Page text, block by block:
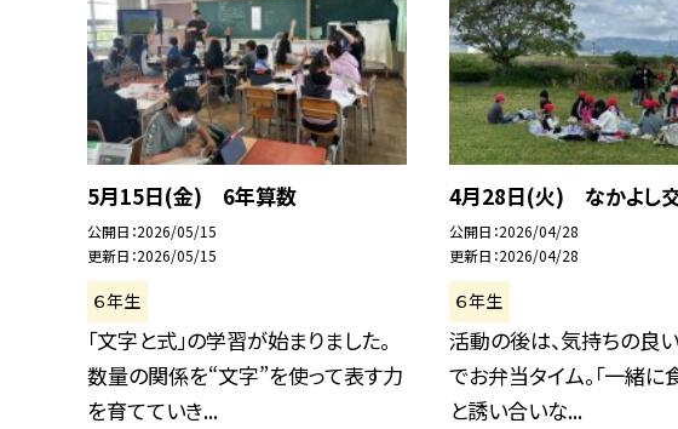
5月15日(金) 6年算数
公開日 2026/05/15
更新日 2026/05/15
６年生
「文字と式」の学習が始まりました。
数量の関係を“文字”を使って表す力
を育てていき...
4月28日(火) なかよし
公開日 2026/04/28
更新日 2026/04/28
６年生
活動の後は、気持ちの良
でお弁当タイム。「一緒に
と誘い合いな...